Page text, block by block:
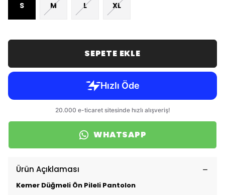
S M L XL
SEPETE EKLE
WHATSAPP
Ürün Açıklaması
Kemer Düğmeli Ön Pileli Pantolon